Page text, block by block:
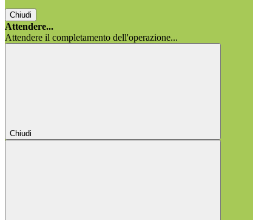
Chiudi
Attendere...
Attendere il completamento dell'operazione...
Chiudi